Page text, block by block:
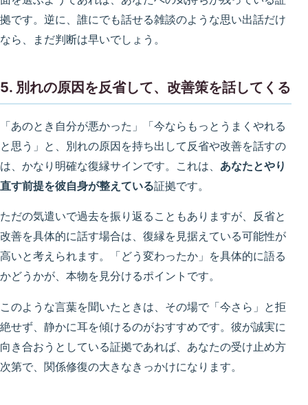
拠です。逆に、誰にでも話せる雑談のような思い出話だけ
なら、まだ判断は早いでしょう。
5. 別れの原因を反省して、改善策を話してくる
「あのとき自分が悪かった」「今ならもっとうまくやれる
と思う」と、別れの原因を持ち出して反省や改善を話すの
は、かなり明確な復縁サインです。これは、 あなたとやり
直す前提を彼自身が整えている証拠です。
ただの気遣いで過去を振り返ることもありますが、反省と
改善を具体的に話す場合は、復縁を見据えている可能性が
高いと考えられます。「どう変わったか」を具体的に語る
かどうかが、本物を見分けるポイントです。
このような言葉を聞いたときは、その場で「今さら」と拒
絶せず、静かに耳を傾けるのがおすすめです。彼が誠実に
向き合おうとしている証拠であれば、あなたの受け止め方
次第で、関係修復の大きなきっかけになります。